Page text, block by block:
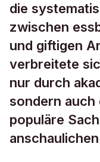
die
zwischen
und giftigen
verbreitete
nur durch
sondern auch
populäre